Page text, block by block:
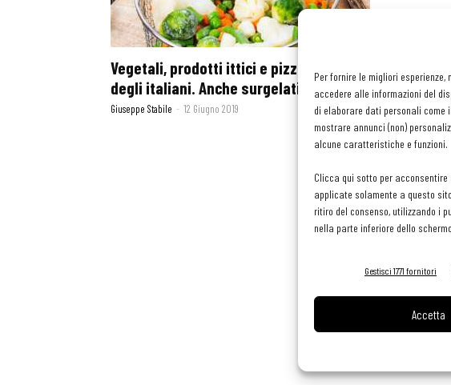
Per fornire le migliori
accedere alle informazioni del
di elaborare dati personali come
mostrare annunci (non)
alcune caratteristiche e funzioni.
Clicca qui sotto per
applicate solamente a questo
ritiro del consenso, utilizzando i
nella parte inferiore dello
Gestisci 1771 fornitori
Accetta
Vegetali, prodotti ittici e pizza nel cuore
degli italiani. Anche surgelati
Giuseppe Stabile - 12 Giugno 2019